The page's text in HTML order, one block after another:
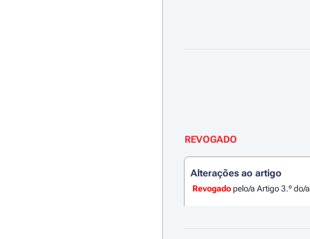
REVOGADO
Alterações ao artigo
Revogadopelo/a Artigo 3.º do/a